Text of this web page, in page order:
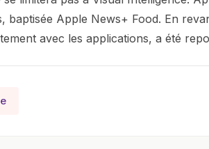
baptisée Apple News+ Food. En
avec les applications, a été